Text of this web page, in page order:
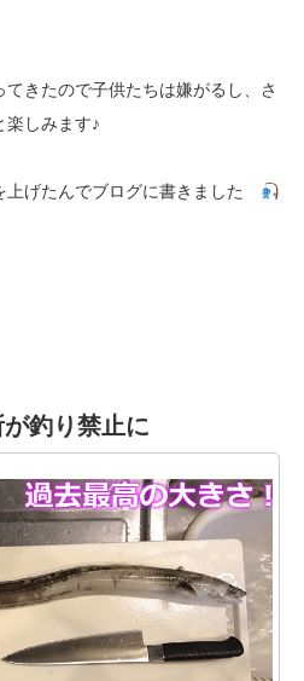
きたので子供たちは嫌がるし、さ
楽しみます♪
上げたんでブログに書きました
釣り禁止に